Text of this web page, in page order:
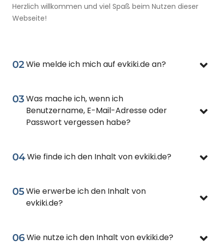
Herzlich willkommen und viel Spaß beim Nutzen dieser
Webseite!
02Wie melde ich mich auf evkiki.de an?
03Was mache ich, wenn ich
Benutzername, E-Mail-Adresse oder
Passwort vergessen habe?
04Wie finde ich den Inhalt von evkiki.de?
05Wie erwerbe ich den Inhalt von
evkiki.de?
06Wie nutze ich den Inhalt von evkiki.de?